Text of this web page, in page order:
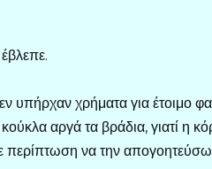
υπήρχαν χρήματα για έτοιμο
αργά τα βράδια, γιατί η
περίπτωση να την